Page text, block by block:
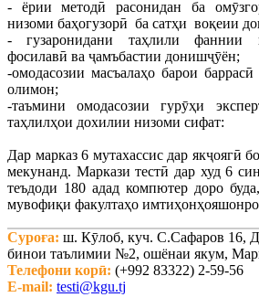
- ёрии методӣ расонидан ба
низоми баҳогузорӣ ба сатҳи воқеии
- гузаронидани таҳлили фаннии
фосилавӣ ва ҷамъбастии донишҷӯён;
-омодасозии масъалаҳо барои
олимон;
-таъмини омодасозии гурӯҳи
таҳлилҳои дохилии низоми сифат:
Дар марказ 6 мутахассис дар якҷоягӣ
мекунанд. Маркази тестӣ дар худ 6
теъдоди 180 адад компютер доро
мувофиқи факултаҳо
Суроға: ш. Кӯлоб, куч. С.Сафаров 16,
бинои таълимии №2, ошёнаи якум,
Телефони корӣ: (+992 83322) 2-59-56
E-mail: testi@kgu.tj